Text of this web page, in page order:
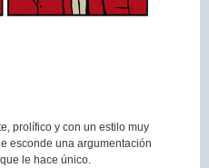
prolífico y con un estilo muy
esconde una argumentación
le hace único.